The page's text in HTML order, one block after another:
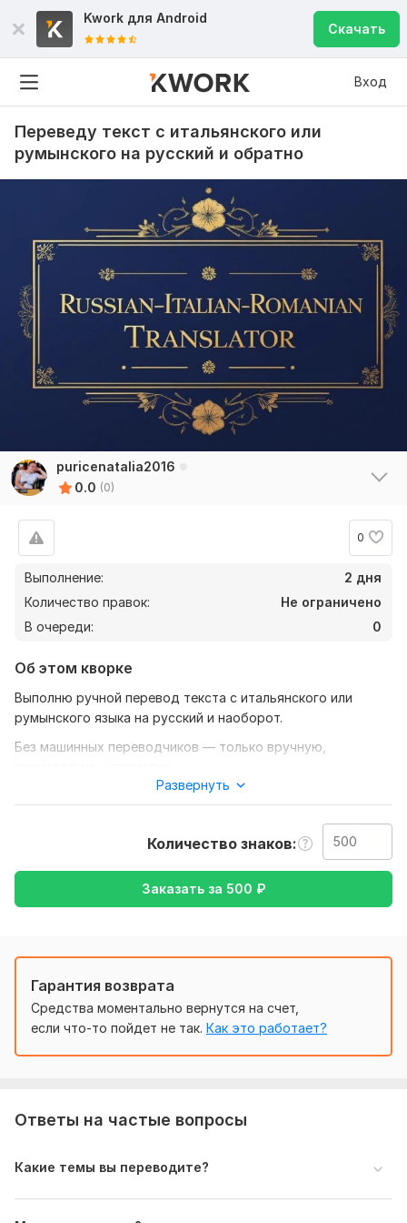
Kwork для Android
Скачать
Вход
Переведу текст с итальянского или
румынского на русский и обратно
puricenatalia2016
0.0 (0)
0
Выполнение:
2 дня
Количество правок:
Не ограничено
В очереди:
0
Об этом кворке
Выполню ручной перевод текста с итальянского или
румынского языка на русский и наоборот.
Без машинных переводчиков — только вручную,
– описаний
Гарантирую качество, точность и быстрое выполнение.
Нужно для заказа:
Пожалуйста, прикрепите текст, который нужно перевести,
– нужен ли перевод с сохранением оформления (если это
Развернуть
Количество знаков
Заказать за 500 ₽
Гарантия возврата
Средства моментально вернутся на счет,
если что-то пойдет не так. Как это работает?
Ответы на частые вопросы
Какие темы вы переводите?